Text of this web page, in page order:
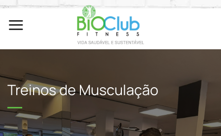
Skip
content
Treinos de Musculação